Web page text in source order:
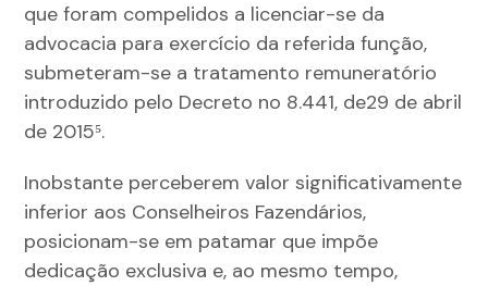
que foram compelidos a licenciar-se da
advocacia para exercício da referida função,
submeteram-se a tratamento remuneratório
introduzido pelo Decreto no 8.441, de29 de abril
de 2015⁵.
Inobstante perceberem valor significativamente
inferior aos Conselheiros Fazendários,
posicionam-se em patamar que impõe
dedicação exclusiva e, ao mesmo tempo,